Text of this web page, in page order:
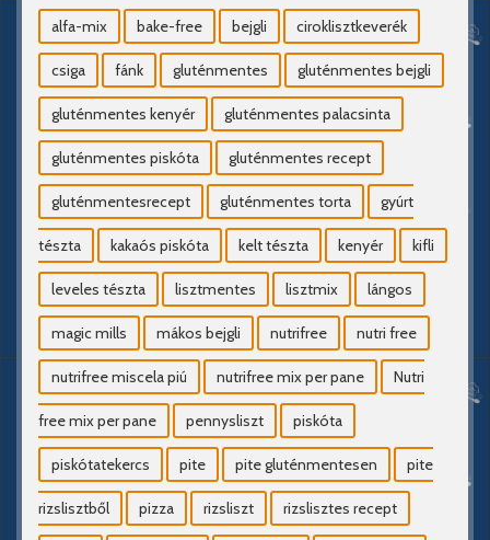
alfa-mix bake-free bejgli ciroklisztkeverék
csiga fánk gluténmentes gluténmentes bejgli
gluténmentes kenyér gluténmentes palacsinta
gluténmentes piskóta gluténmentes recept
gluténmentesrecept gluténmentes torta gyúrt
tészta kakaós piskóta kelt tészta kenyér kifli
leveles tészta lisztmentes lisztmix lángos
magic mills mákos bejgli nutrifree nutri free
nutrifree miscela piú nutrifree mix per pane Nutri
free mix per pane pennysliszt piskóta
piskótatekercs pite pite gluténmentesen pite
rizslisztből pizza rizsliszt rizslisztes recept